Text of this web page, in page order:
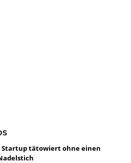
Startup tätowiert ohne einen